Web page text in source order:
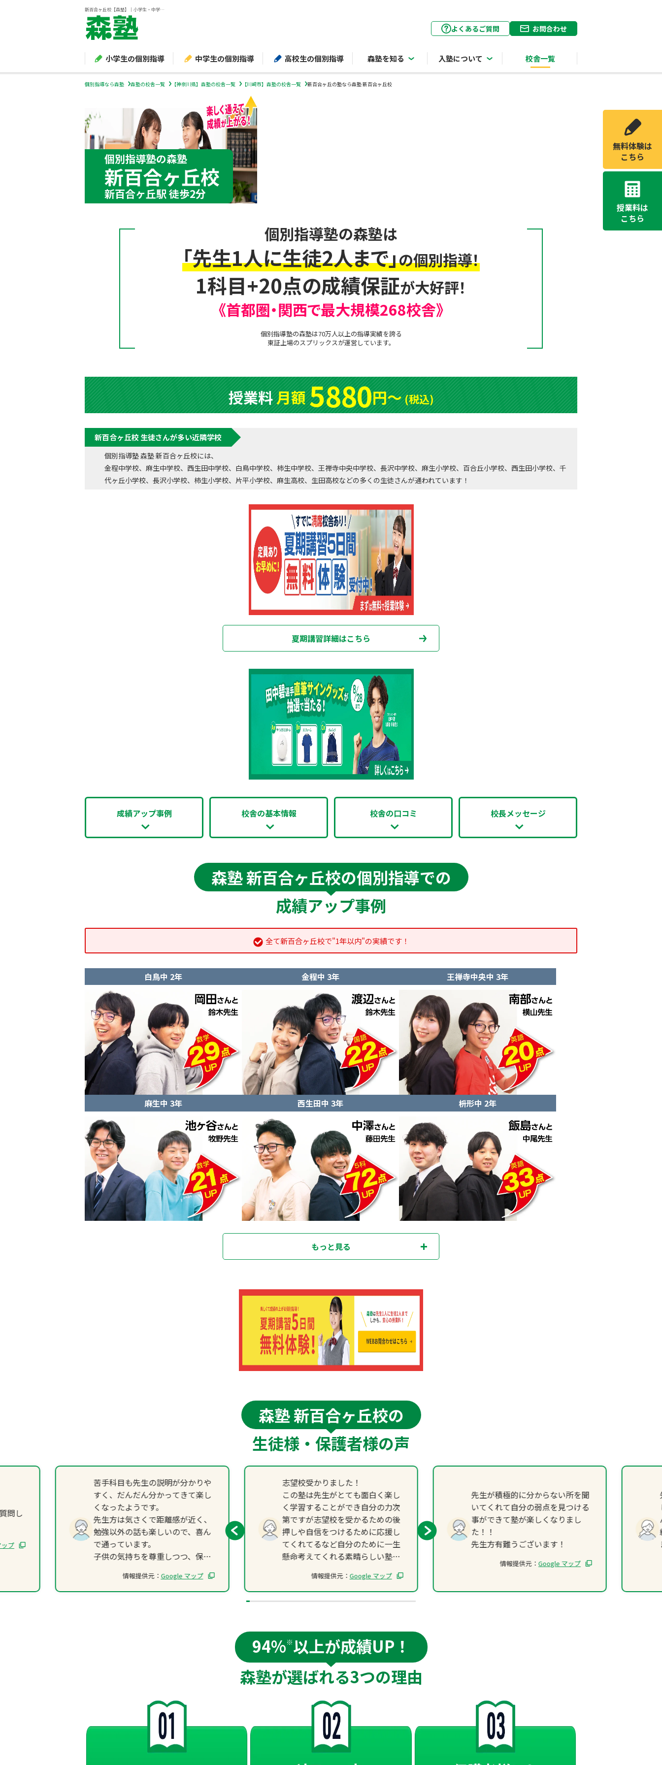
新百合ヶ丘校【森塾】｜小学生・中学生・高校生の個別指導塾・学習塾
小学生の個別指導 中学生の個別指導 高校生の個別指導 森塾を知る 入塾について 校舎一覧
よくあるご質問 お問合わせ
個別指導なら森塾 森塾の校舎一覧 【神奈川県】森塾の校舎一覧 【川崎市】森塾の校舎一覧 新百合ヶ丘の塾なら森塾 新百合ヶ丘校
個別指導塾の森塾
新百合ヶ丘校
新百合ヶ丘駅 徒歩2分
個別指導塾の森塾は
「先生1人に生徒2人まで」の個別指導！
1科目+20点の成績保証が大好評！
《首都圏・関西で最大規模268校舎》
個別指導塾の森塾は70万人以上の指導実績を誇る
東証上場のスプリックスが運営しています。
授業料月額5880円〜(税込)
新百合ヶ丘校 生徒さんが多い近隣学校
個別指導塾 森塾 新百合ヶ丘校には、
金程中学校、麻生中学校、西生田中学校、白鳥中学校、柿生中学校、王禅寺中央中学校、長沢中学校、麻生小学校、百合丘小学校、西生田小学校、千
代ヶ丘小学校、長沢小学校、柿生小学校、片平小学校、麻生高校、生田高校などの多くの生徒さんが通われています！
夏期講習詳細はこちら
成績アップ事例 校舎の基本情報 校舎の口コミ 校長メッセージ
森塾 新百合ヶ丘校の個別指導での
成績アップ事例
全て新百合ヶ丘校で"1年以内"の実績です！
白鳥中 2年 金程中 3年 王禅寺中央中 3年
麻生中 3年 西生田中 3年 枡形中 2年
もっと見る
森塾 新百合ヶ丘校の
生徒様・保護者様の声
問し
プ
苦手科目も先生の説明が分かりや
すく、だんだん分かってきて楽し
くなったようです。
先生方は気さくで距離感が近く、
勉強以外の話も楽しいので、喜ん
で通っています。
子供の気持ちを尊重しつつ、保護
って下さるので、安心できると思
います。
情報提供元： Google マップ
志望校受かりました！
この塾は先生がとても面白く楽し
く学習することができ自分の力次
第ですが志望校を受かるための後
押しや自信をつけるために応援し
てくれてるなど自分のために一生
懸命考えてくれる素晴らしい塾だ
夏期講習などのカンヅメでは、他
校の友達と仲良くなることもでき
るので高校内でも同じ志望校で高
友だちができやすいというメリッ
トもありました！
情報提供元： Google マップ
先生が積極的に分からない所を聞
いてくれて自分の弱点を見つける
事ができて塾が楽しくなりまし
た！！
先生方有難うございます！
情報提供元： Google マップ
94%※以上が成績UP！
森塾が選ばれる3つの理由
無料体験は
こちら
授業料は
こちら